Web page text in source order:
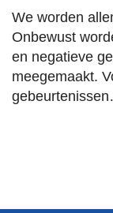
We worden
Onbewust
en negatieve
meegemaakt.